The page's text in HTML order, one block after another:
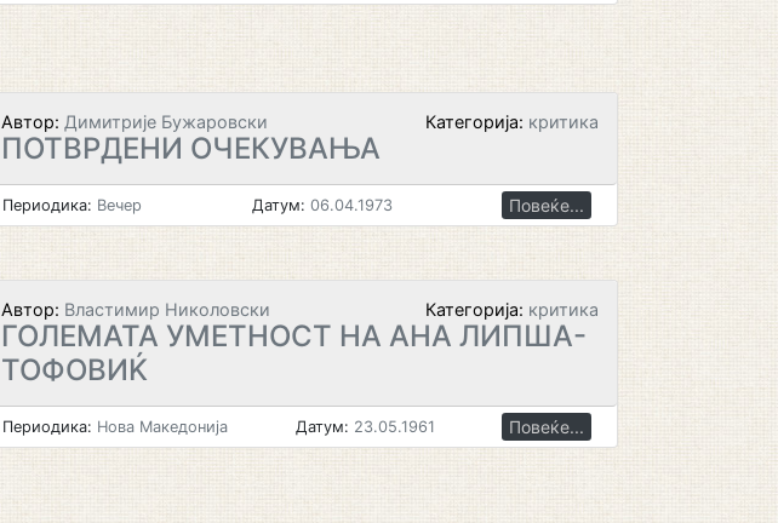
Автор: Димитрије Бужаровски Категорија: критика
ПОТВРДЕНИ ОЧЕКУВАЊА
Периодика: Вечер Датум: 06.04.1973 Повеќе...
Автор: Властимир Николовски Категорија: критика
ГОЛЕМАТА УМЕТНОСТ НА АНА ЛИПША-
ТОФОВИЌ
Периодика: Нова Македонија Датум: 23.05.1961 Повеќе...